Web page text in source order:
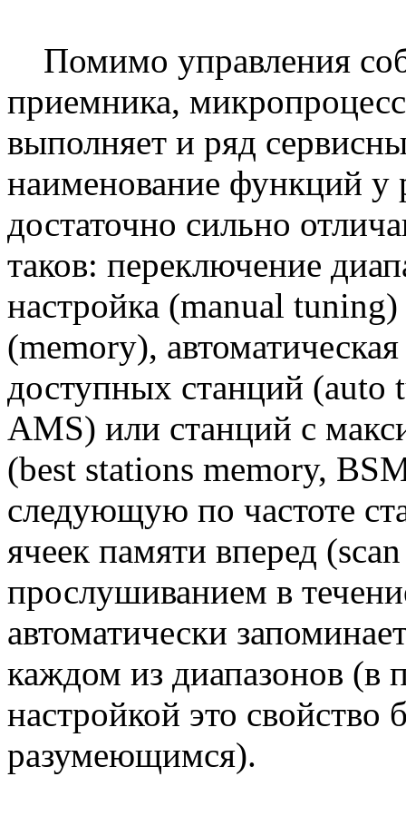
Помимо управления
приемника,
выполняет и ряд
наименование функций у
достаточно сильно
таков: переключение
настройка (manual
(memory),
доступных станций (auto
AMS) или станций с
(best stations memory,
следующую по частоте
ячеек памяти вперед
прослушиванием в
автоматически
каждом из диапазонов (в
настройкой это свойство
разумеющимся).